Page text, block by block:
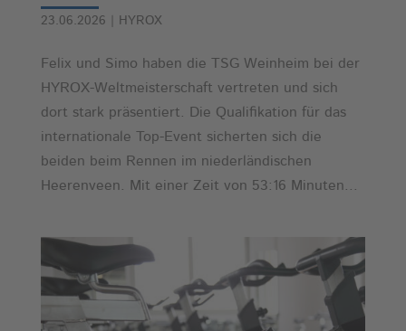
23.06.2026 HYROX
Felix und Simo haben die TSG Weinheim bei der
HYROX-Weltmeisterschaft vertreten und sich
dort stark präsentiert. Die Qualifikation für das
internationale Top-Event sicherten sich die
beiden beim Rennen im niederländischen
Heerenveen. Mit einer Zeit von 53:16 Minuten...